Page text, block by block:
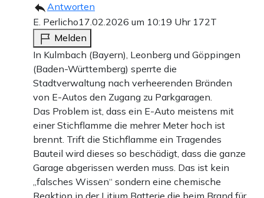
Antworten
E. Perlicho17.02.2026 um 10:19 Uhr 172T
Melden
In Kulmbach (Bayern), Leonberg und Göppingen
(Baden-Württemberg) sperrte die
Stadtverwaltung nach verheerenden Bränden
von E-Autos den Zugang zu Parkgaragen.
Das Problem ist, dass ein E-Auto meistens mit
einer Stichflamme die mehrer Meter hoch ist
brennt. Trift die Stichflamme ein Tragendes
Bauteil wird dieses so beschädigt, dass die ganze
Garage abgerissen werden muss. Das ist kein
„falsches Wissen“ sondern eine chemische